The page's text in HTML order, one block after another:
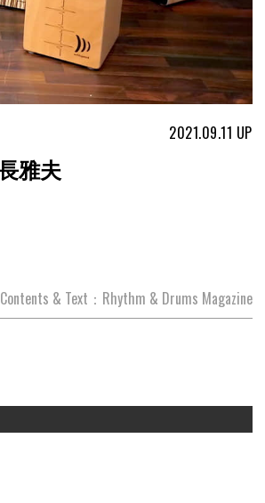
2021.09.11 UP
雅夫
Contents & Text：Rhythm & Drums Magazine